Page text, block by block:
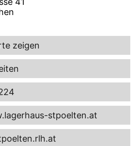
zeigen
stpoelten.at